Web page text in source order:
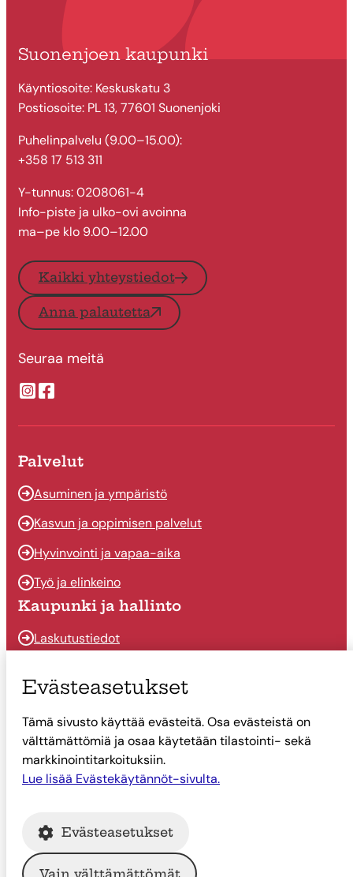
Suonenjoen kaupunki
Käyntiosoite: Keskuskatu 3
Postiosoite: PL 13, 77601 Suonenjoki
Puhelinpalvelu (9.00–15.00):
+358 17 513 311
Y-tunnus: 0208061-4
Info-piste ja ulko-ovi avoinna
ma–pe klo 9.00–12.00
Kaikki yhteystiedot
Anna palautetta
Seuraa meitä
Suonenjoen kaupungin Instragram
Suonenjoen kaupungin Facebook
Palvelut
Asuminen ja ympäristö
Kasvun ja oppimisen palvelut
Hyvinvointi ja vapaa-aika
Työ ja elinkeino
Kaupunki ja hallinto
Laskutustiedot
Päätöksenteko
Talous
Yhteystiedot
Tietoa Suonenjoesta
Tietoa Suonenjoesta
Evästeasetukset
Tämä sivusto käyttää evästeitä. Osa evästeistä on
välttämättömiä ja osaa käytetään tilastointi- sekä
markkinointitarkoituksiin.
Lue lisää Evästekäytännöt-sivulta.
Evästeasetukset
Vain välttämättömät